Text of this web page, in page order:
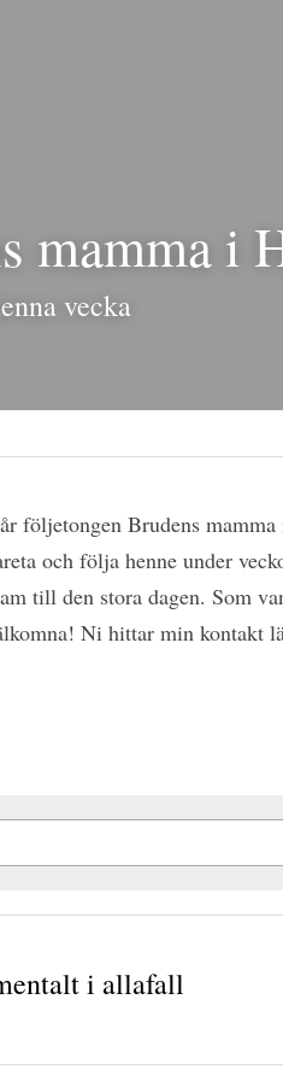
mamma i
vecka
följetongen Brudens
och följa henne under
fram till den stora
är välkomna! Ni
i allafall